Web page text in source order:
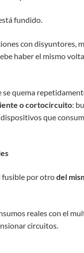
fundido.
con disyuntores,
haber el mismo
se quema
o cortocircuito:
que
fusible por otrodel
reales con el
circuitos.